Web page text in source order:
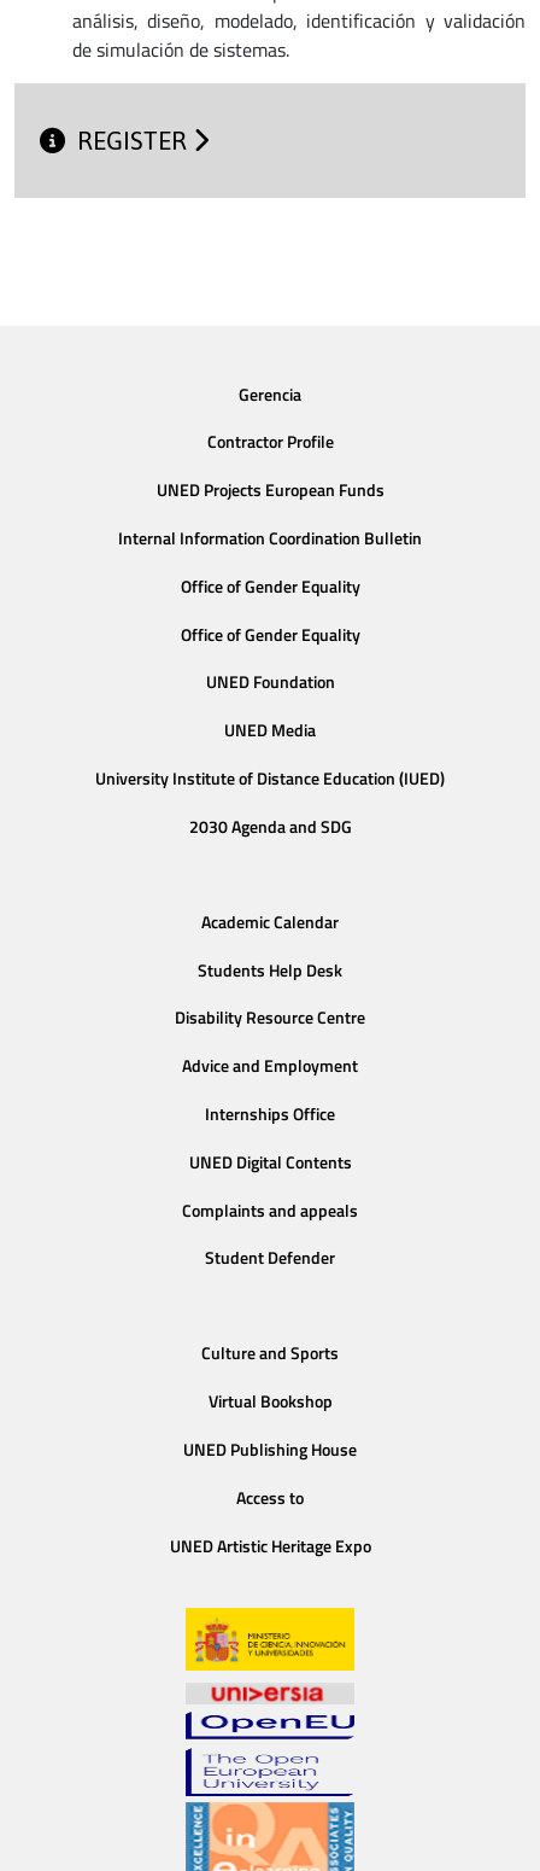
análisis, diseño, modelado, identificación y validación
de simulación de sistemas.
REGISTER
Gerencia
Contractor Profile
UNED Projects European Funds
Internal Information Coordination Bulletin
Office of Gender Equality
Office of Gender Equality
UNED Foundation
UNED Media
University Institute of Distance Education (IUED)
2030 Agenda and SDG
Academic Calendar
Students Help Desk
Disability Resource Centre
Advice and Employment
Internships Office
UNED Digital Contents
Complaints and appeals
Student Defender
Culture and Sports
Virtual Bookshop
UNED Publishing House
Access to
UNED Artistic Heritage Expo